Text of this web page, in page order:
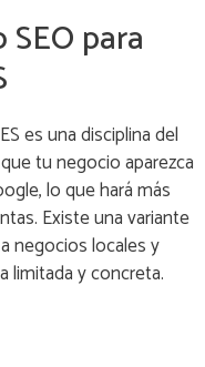
para
es una disciplina del
tu negocio aparezca
lo que hará más
Existe una variante
negocios locales y
limitada y concreta.